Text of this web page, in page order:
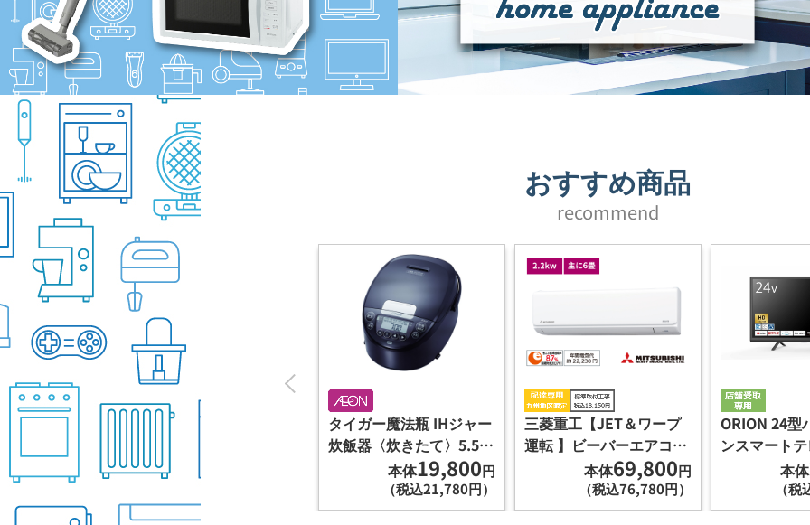
おすすめ商品
recommend
ハイビジョ
体22,800
円
込25,080円）
マキタ 充電式クリーナー
タイガー魔法瓶 IHジャー
炊飯器〈炊きたて〉5.5合
炊き ブラウン
本体19,800円
（税込21,780円）
三菱重工【JET＆ワープ
運転 】ビーバーエアコン
Tシリーズ 2.2kw
本体69,800円
（税込76,780円）
ORION 24型
ンスマート
本体
（